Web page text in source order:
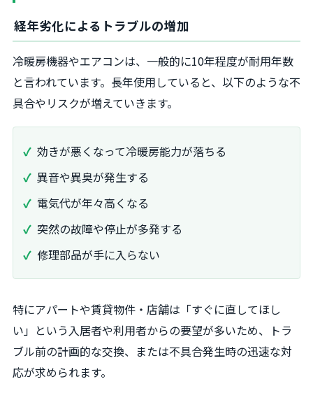
経年劣化によるトラブルの増加
冷暖房機器やエアコンは、一般的に10年程度が耐用年数
と言われています。長年使用していると、以下のような不
具合やリスクが増えていきます。
効きが悪くなって冷暖房能力が落ちる
異音や異臭が発生する
電気代が年々高くなる
突然の故障や停止が多発する
修理部品が手に入らない
特にアパートや賃貸物件・店舗は「すぐに直してほし
い」という入居者や利用者からの要望が多いため、トラ
ブル前の計画的な交換、または不具合発生時の迅速な対
応が求められます。